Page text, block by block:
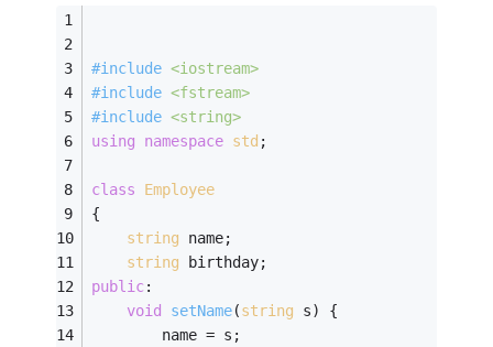
#include <iostream>
#include <fstream>
#include <string>
using
namespace std ;
class
Employee
{
string name;
string birthday;
public:
void
setName(string s)
{
        name = s;